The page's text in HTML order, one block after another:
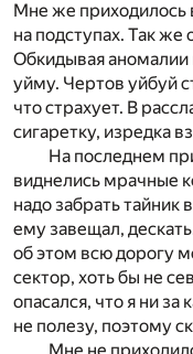
Мне же приходилось
на подступах. Так же
Обкидывая аномалии
уйму. Чертов уйбуй
что страхует. В
сигаретку, изредка
На последнем
виднелись мрачные
надо забрать тайник
ему завещал,
об этом всю дорогу
сектор, хоть бы не
опасался, что я ни за
не полезу, поэтому